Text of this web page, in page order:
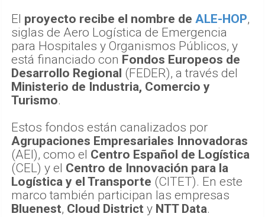
El proyecto recibe el nombre de ALE-HOP,
siglas de Aero Logística de Emergencia
para Hospitales y Organismos Públicos, y
está financiado con Fondos Europeos de
Desarrollo Regional (FEDER), a través del
Ministerio de Industria, Comercio y
Turismo.
Estos fondos están canalizados por
Agrupaciones Empresariales Innovadoras
(AEI), como el Centro Español de Logística
(CEL) y el Centro de Innovación para la
Logística y el Transporte (CITET). En este
marco también participan las empresas
Bluenest, Cloud District y NTT Data.